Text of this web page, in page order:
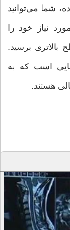
شما می‌توانید
نیاز خود را
بالاتری برسید.
است که به
هستند.